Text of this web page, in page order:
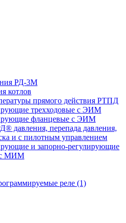
РД-3М
котлов
прямого действия РТПД
трехходовые с ЭИМ
фланцевые с ЭИМ
давления, перепада давления,
и с пилотным управлением
и запорно-регулирующие
с МИМ
реле (1)